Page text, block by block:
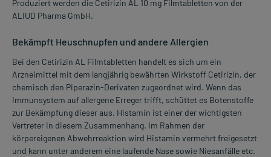
Produziert werden die Cetirizin AL 10 mg Filmtabletten von der
ALIUD Pharma GmbH.
Bekämpft Heuschnupfen und andere Allergien
Bei den Cetirizin AL Filmtabletten handelt es sich um ein
Arzneimittel mit dem langjährig bewährten Wirkstoff Cetirizin, der
chemisch den Piperazin-Derivaten zugeordnet wird. Wenn das
Immunsystem auf allergene Erreger trifft, schüttet es Botenstoffe
zur Bekämpfung dieser aus. Histamin ist einer der wichtigsten
Vertreter in diesem Zusammenhang. Im Rahmen der
körpereigenen Abwehrreaktion wird Histamin vermehrt freigesetzt
und kann unter anderem eine laufende Nase sowie Niesanfälle etc.